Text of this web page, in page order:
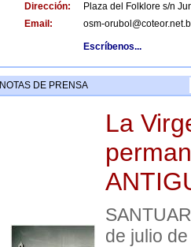
Dirección:
Plaza del Folklore s/n
Email:
osm-
Escríbenos...
NOTAS DE PRENSA
La
de julio